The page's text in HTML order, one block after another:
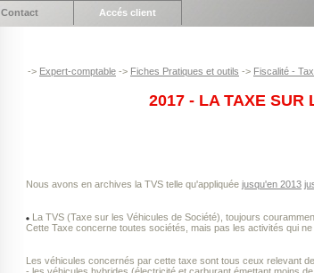
Contact Accés client
-> Expert-comptable -> Fiches Pratiques et outils -> Fiscalité -
2017 - LA TAXE SUR
Nous avons en archives la TVS telle qu'appliquée jusqu'en 2013
La TVS (Taxe sur les Véhicules de Société), toujours
Cette Taxe concerne toutes sociétés, mais pas les activités qui
Les véhicules concernés par cette taxe sont tous ceux relevant